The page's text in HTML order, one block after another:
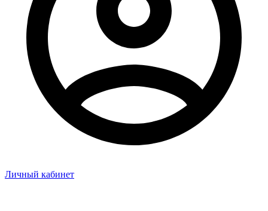
Личный кабинет